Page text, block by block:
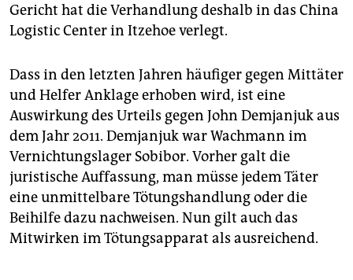
Gericht hat die Verhandlung deshalb in das China
Logistic Center in Itzehoe verlegt.
Dass in den letzten Jahren häufiger gegen Mittäter
und Helfer Anklage erhoben wird, ist eine
Auswirkung des Urteils gegen John Demjanjuk aus
dem Jahr 2011. Demjanjuk war Wachmann im
Vernichtungslager Sobibor. Vorher galt die
juristische Auffassung, man müsse jedem Täter
eine unmittelbare Tötungshandlung oder die
Beihilfe dazu nachweisen. Nun gilt auch das
Mitwirken im Tötungs­apparat als ausreichend.